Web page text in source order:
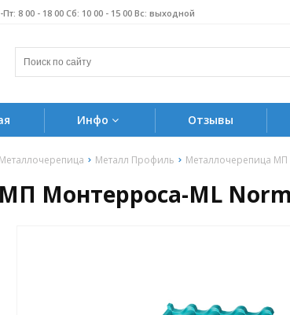
8 00 - 18 00 Сб: 10 00 - 15 00 Вс: выходной
Инфо Отзывы
Металлочерепица Металл Профиль Металлочерепица МП
Монтерроса-ML